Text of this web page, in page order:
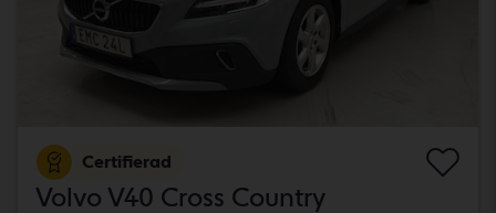
Certifierad
Volvo V40 Cross Country